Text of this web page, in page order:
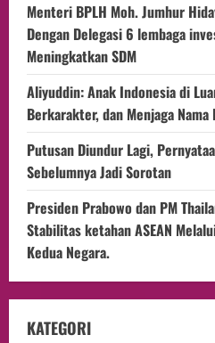
Menteri BPLH Moh. Jumhur
Dengan Delegasi 6 lembaga
Meningkatkan SDM
Aliyuddin: Anak Indonesia di
Berkarakter, dan Menjaga Nama
Putusan Diundur Lagi,
Sebelumnya Jadi Sorotan
Presiden Prabowo dan PM
Stabilitas ketahan ASEAN
Kedua Negara.
KATEGORI